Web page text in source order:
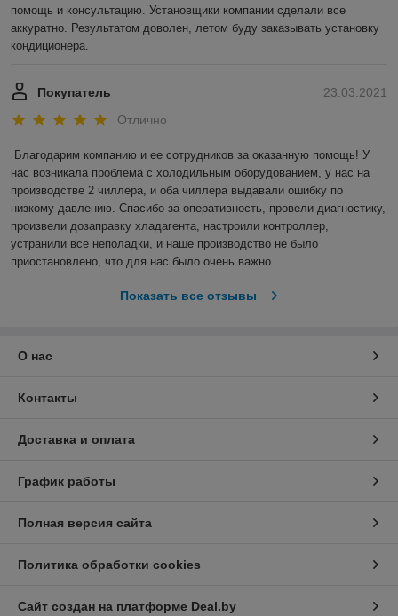
помощь и консультацию. Установщики компании сделали все
аккуратно. Результатом доволен, летом буду заказывать установку
кондиционера.
23.03.2021
Покупатель
Отлично
Благодарим компанию и ее сотрудников за оказанную помощь! У
нас возникала проблема с холодильным оборудованием, у нас на
производстве 2 чиллера, и оба чиллера выдавали ошибку по
низкому давлению. Спасибо за оперативность, провели диагностику,
произвели дозаправку хладагента, настроили контроллер,
устранили все неполадки, и наше производство не было
приостановлено, что для нас было очень важно.
Показать все отзывы
О нас
Контакты
Доставка и оплата
График работы
Полная версия сайта
Политика обработки cookies
Сайт создан на платформе Deal.by